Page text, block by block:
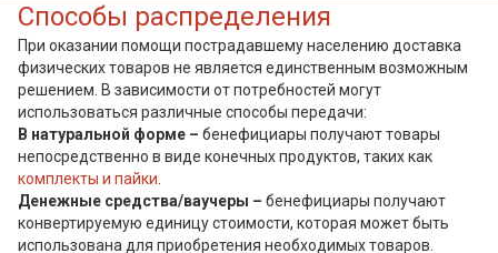
Способы распределения
При оказании помощи пострадавшему населению доставка
физических товаров не является единственным возможным
решением. В зависимости от потребностей могут
использоваться различные способы передачи:
В натуральной форме – бенефициары получают товары
непосредственно в виде конечных продуктов, таких как
комплекты и пайки
Денежные средства/ваучеры – бенефициары получают
конвертируемую единицу стоимости, которая может быть
использована для приобретения необходимых товаров.